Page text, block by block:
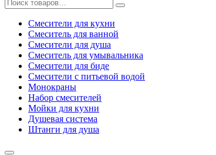
Смесители для кухни
Смеситель для ванной
Смесители для душа
Смеситель для умывальника
Смесители для биде
Смесители с питьевой водой
Монокраны
Набор смесителей
Мойки для кухни
Душевая система
Штанги для душа